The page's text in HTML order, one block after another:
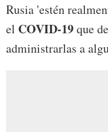
Rusia 'estén
el COVID-19que
administrarlas a